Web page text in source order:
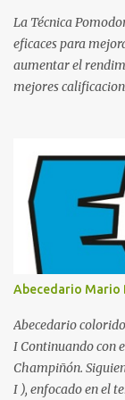
o catedrático
La Técnica
eficaces para
aumentar el
mejores
creado para
en dividir el
separados por
recuperarse. A
sistema
mantener la
aprender más en
Si alguna vez has
libros pero
Abecedario Mario
Abecedario
I Continuando con
Champiñón.
I ), enfocado en el